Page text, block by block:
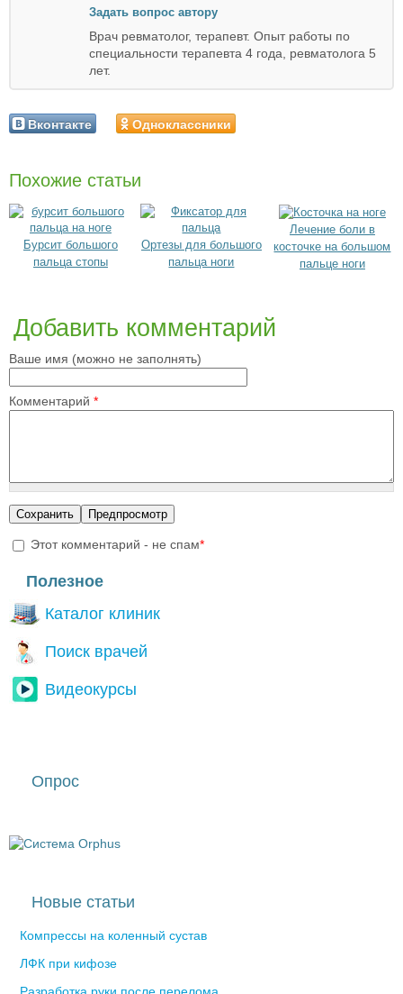
Задать вопрос автору
Врач ревматолог, терапевт. Опыт работы по
специальности терапевта 4 года, ревматолога 5
лет.
Вконтакте Одноклассники
Похожие статьи
Бурсит большого
пальца стопы
Ортезы для большого
пальца ноги
Лечение боли в
косточке на большом
пальце ноги
Добавить комментарий
Ваше имя (можно не заполнять)
Комментарий *
Этот комментарий - не спам*
Полезное
Каталог клиник
Поиск врачей
Видеокурсы
Опрос
Новые статьи
Компрессы на коленный сустав
ЛФК при кифозе